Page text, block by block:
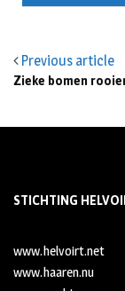
Previous article
Zieke bomen
STICHTING
www.helvoirt.net
www.haaren.nu